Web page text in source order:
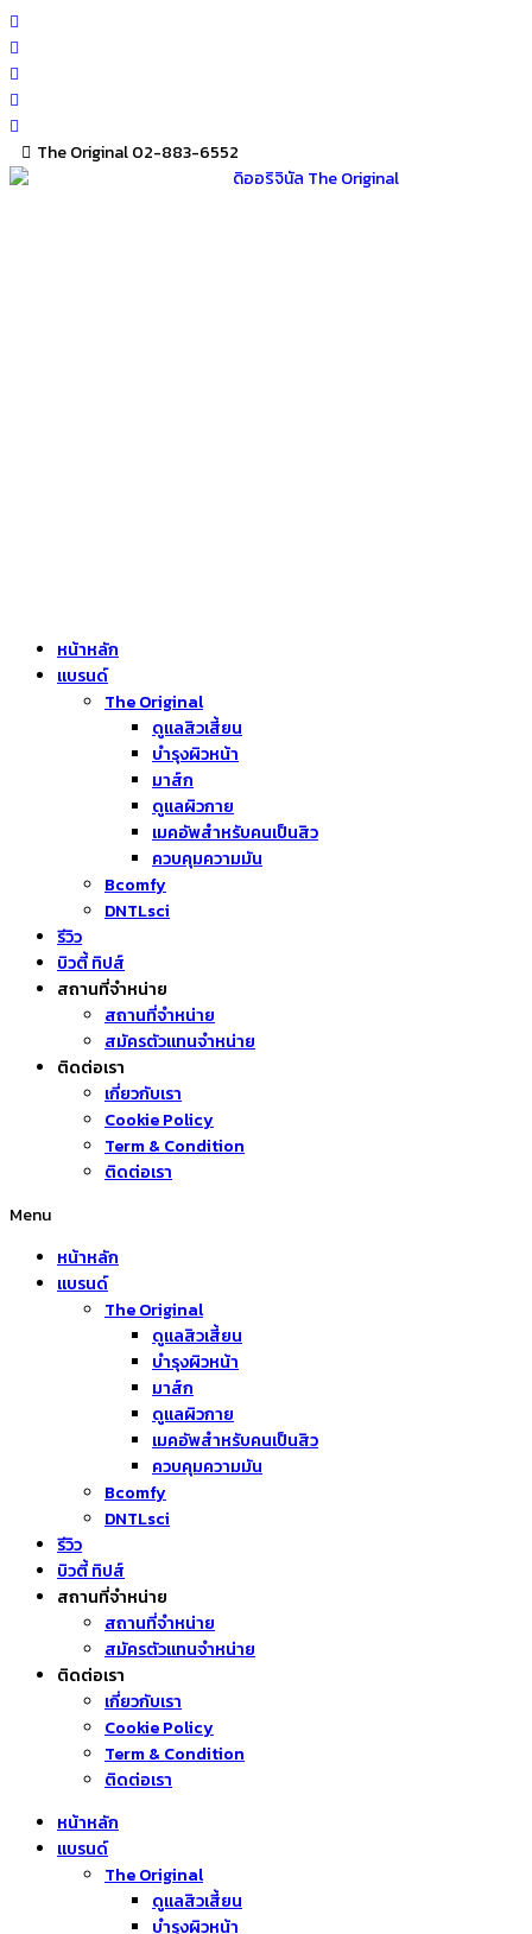
Skip
to
content
The Original 02-883-6552
หน้าหลัก
แบรนด์
The Original
ดูแลสิวเสี้ยน
บำรุงผิวหน้า
มาส์ก
ดูแลผิวกาย
เมคอัพสำหรับคนเป็นสิว
ควบคุมความมัน
Bcomfy
DNTLsci
รีวิว
บิวตี้ ทิปส์
สถานที่จำหน่าย
สถานที่จำหน่าย
สมัครตัวแทนจำหน่าย
ติดต่อเรา
เกี่ยวกับเรา
Cookie Policy
Term & Condition
ติดต่อเรา
Menu
หน้าหลัก
แบรนด์
The Original
ดูแลสิวเสี้ยน
บำรุงผิวหน้า
มาส์ก
ดูแลผิวกาย
เมคอัพสำหรับคนเป็นสิว
ควบคุมความมัน
Bcomfy
DNTLsci
รีวิว
บิวตี้ ทิปส์
สถานที่จำหน่าย
สถานที่จำหน่าย
สมัครตัวแทนจำหน่าย
ติดต่อเรา
เกี่ยวกับเรา
Cookie Policy
Term & Condition
ติดต่อเรา
หน้าหลัก
แบรนด์
The Original
ดูแลสิวเสี้ยน
บำรุงผิวหน้า